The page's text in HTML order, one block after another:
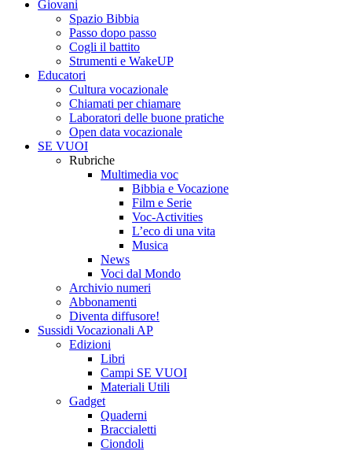
Giovani
Spazio Bibbia
Passo dopo passo
Cogli il battito
Strumenti e WakeUP
Educatori
Cultura vocazionale
Chiamati per chiamare
Laboratori delle buone pratiche
Open data vocazionale
SE VUOI
Rubriche
Multimedia voc
Bibbia e Vocazione
Film e Serie
Voc-Activities
L’eco di una vita
Musica
News
Voci dal Mondo
Archivio numeri
Abbonamenti
Diventa diffusore!
Sussidi Vocazionali AP
Edizioni
Libri
Campi SE VUOI
Materiali Utili
Gadget
Quaderni
Braccialetti
Ciondoli